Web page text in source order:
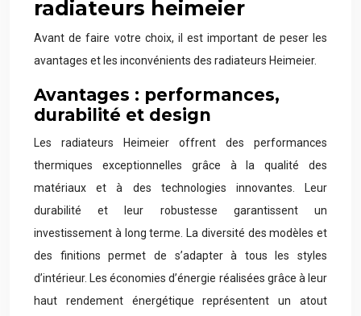
radiateurs heimeier
Avant de faire votre choix, il est important de peser les
avantages et les inconvénients des radiateurs Heimeier.
Avantages : performances,
durabilité et design
Les radiateurs Heimeier offrent des performances
thermiques exceptionnelles grâce à la qualité des
matériaux et à des technologies innovantes. Leur
durabilité et leur robustesse garantissent un
investissement à long terme. La diversité des modèles et
des finitions permet de s’adapter à tous les styles
d’intérieur. Les économies d’énergie réalisées grâce à leur
haut rendement énergétique représentent un atout